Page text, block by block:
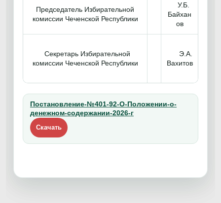
Председатель Избирательной
комиссии Чеченской Республики
У.Б.
Байхан
ов
Секретарь Избирательной
комиссии Чеченской Республики
Э.А.
Вахитов
Постановление-№401-92-О-Положении-о-
денежном-содержании-2026-г
Скачать